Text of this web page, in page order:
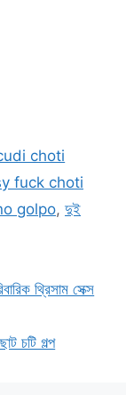
choti
fuck choti
golpo, দুই
থ্রিসাম সেক্স
চটি গল্প